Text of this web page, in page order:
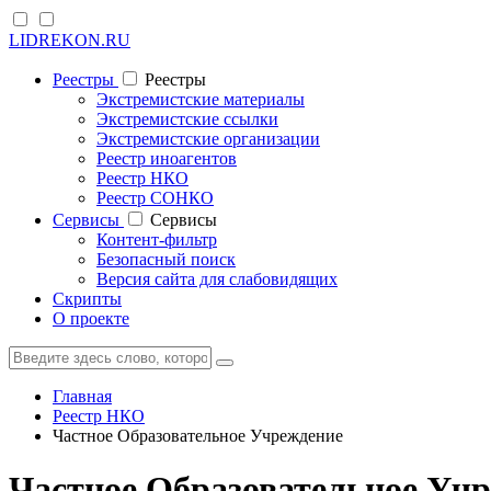
LIDREKON.RU
Реестры
Реестры
Экстремистские материалы
Экстремистские ссылки
Экстремистские организации
Реестр иноагентов
Реестр НКО
Реестр СОНКО
Cервисы
Cервисы
Контент-фильтр
Безопасный поиск
Версия сайта для слабовидящих
Скрипты
О проекте
Главная
Реестр НКО
Частное Образовательное Учреждение